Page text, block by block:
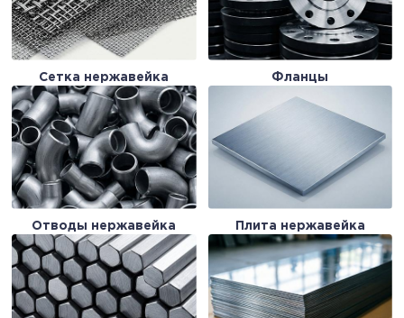
Сетка нержавейка Фланцы
Отводы нержавейка Плита нержавейка